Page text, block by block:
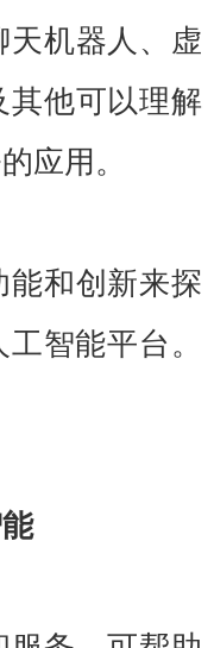
天机器人、虚
其他可以理解
应用。
能和创新来探
智能平台。